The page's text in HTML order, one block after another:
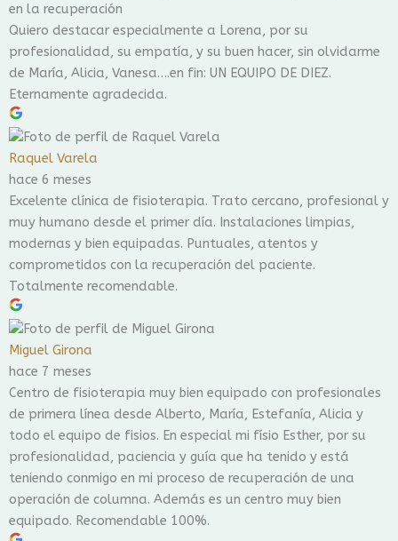
en la recuperación
Quiero destacar especialmente a Lorena, por su
profesionalidad, su empatía, y su buen hacer, sin olvidarme
de María, Alicia, Vanesa….en fin: UN EQUIPO DE DIEZ.
Eternamente agradecida.
Raquel Varela
hace 6 meses
Excelente clínica de fisioterapia. Trato cercano, profesional y
muy humano desde el primer día. Instalaciones limpias,
modernas y bien equipadas. Puntuales, atentos y
comprometidos con la recuperación del paciente.
Totalmente recomendable.
Miguel Girona
hace 7 meses
Centro de fisioterapia muy bien equipado con profesionales
de primera línea desde Alberto, María, Estefanía, Alicia y
todo el equipo de fisios. En especial mi físio Esther, por su
profesionalidad, paciencia y guía que ha tenido y está
teniendo conmigo en mi proceso de recuperación de una
operación de columna. Además es un centro muy bien
equipado. Recomendable 100%.